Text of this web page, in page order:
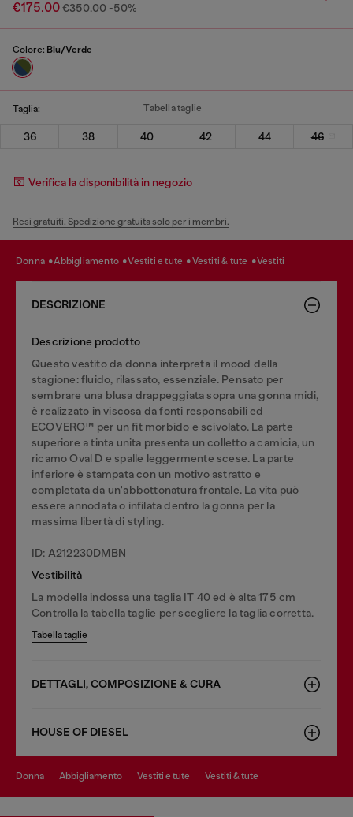
€175.00€350.00 -50%
Colore: Blu/Verde
Taglia: Tabella taglie
36 38 40 42 44 46
Verifica la disponibilità in negozio
Resi gratuiti. Spedizione gratuita solo per i membri.
donna abbigliamento vestiti e tute vestiti & tute vestiti
DESCRIZIONE
Descrizione prodotto
Questo vestito da donna interpreta il mood della
stagione: fluido, rilassato, essenziale. Pensato per
sembrare una blusa drappeggiata sopra una gonna midi,
è realizzato in viscosa da fonti responsabili ed
ECOVERO™ per un fit morbido e scivolato. La parte
superiore a tinta unita presenta un colletto a camicia, un
ricamo Oval D e spalle leggermente scese. La parte
inferiore è stampata con un motivo astratto e
completata da un'abbottonatura frontale. La vita può
essere annodata o infilata dentro la gonna per la
massima libertà di styling.
ID: A212230DMBN
Vestibilità
La modella indossa una taglia IT 40 ed è alta 175 cm
Controlla la tabella taglie per scegliere la taglia corretta.
Tabella taglie
DETTAGLI, COMPOSIZIONE & CURA
HOUSE OF DIESEL
donna abbigliamento vestiti e tute vestiti & tute